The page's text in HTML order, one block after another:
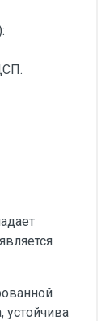
устойчива